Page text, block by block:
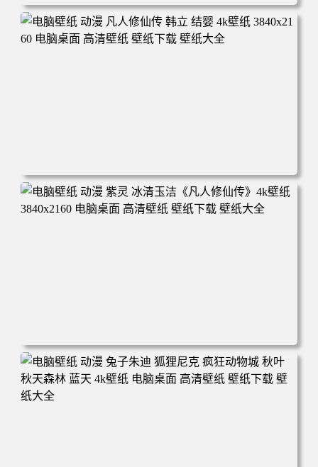
电脑壁纸 动漫角色 卡通场景 夏日休闲 夏日壁纸 治愈系 童
年回忆 荷塘荷叶 蜡笔小新 电脑桌面 高清壁纸 壁纸下载 壁
电脑壁纸 动漫 凡人修仙传 韩立 结婴 4k壁纸 3840x2160 电
脑桌面 高清壁纸 壁纸下载 壁纸大全
电脑壁纸 动漫 紫灵 冰清玉洁《凡人修仙传》4k壁纸 3840x2
160 电脑桌面 高清壁纸 壁纸下载 壁纸大全